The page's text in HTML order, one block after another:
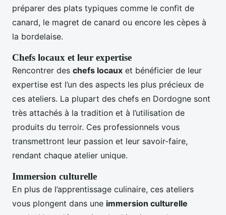
préparer des plats typiques comme le confit de
canard, le magret de canard ou encore les cèpes à
la bordelaise.
Chefs locaux et leur expertise
Rencontrer des chefs locaux et bénéficier de leur
expertise est l’un des aspects les plus précieux de
ces ateliers. La plupart des chefs en Dordogne sont
très attachés à la tradition et à l’utilisation de
produits du terroir. Ces professionnels vous
transmettront leur passion et leur savoir-faire,
rendant chaque atelier unique.
Immersion culturelle
En plus de l’apprentissage culinaire, ces ateliers
vous plongent dans une immersion culturelle